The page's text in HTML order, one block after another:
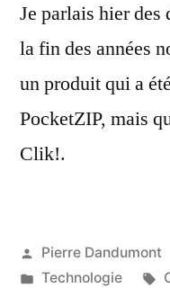
Je parlais hier des
la fin des années
un produit qui a
PocketZIP, mais
Clik!.
Publié
par
Pierre Dandumont
Publié
Technologie